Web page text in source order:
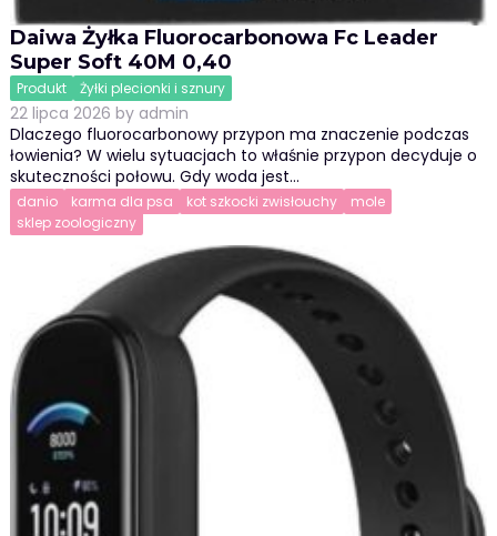
Daiwa Żyłka Fluorocarbonowa Fc Leader
Super Soft 40M 0,40
Produkt Żyłki plecionki i sznury
22 lipca 2026 by admin
Dlaczego fluorocarbonowy przypon ma znaczenie podczas
łowienia? W wielu sytuacjach to właśnie przypon decyduje o
skuteczności połowu. Gdy woda jest…
danio karma dla psa kot szkocki zwisłouchy
mole
sklep zoologiczny